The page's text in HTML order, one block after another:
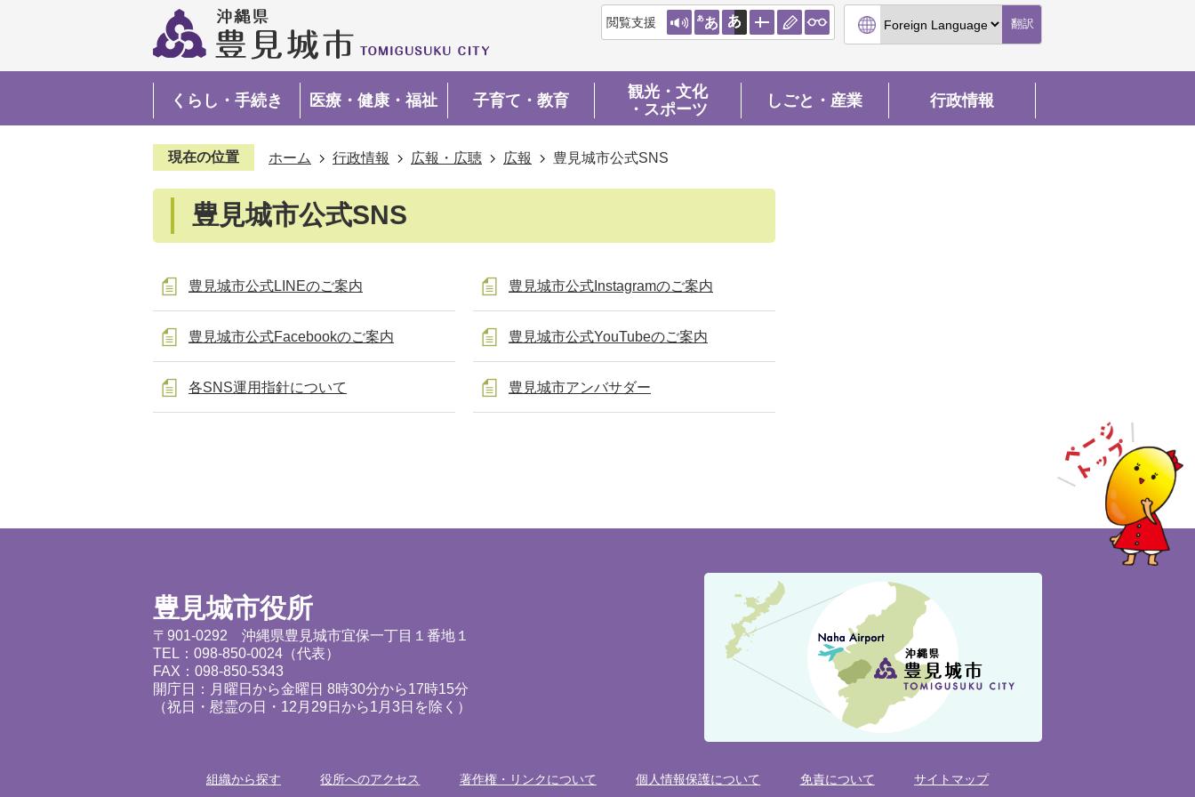
閲覧支援 翻訳
くらし・手続き 医療・健康・福祉 子育て・教育
観光・文化
・スポーツ
しごと・産業 行政情報
現在の位置 ホーム 行政情報 広報・広聴 広報 豊見城市公式SNS
豊見城市公式SNS
豊見城市公式LINEのご案内 豊見城市公式Instagramのご案内
豊見城市公式Facebookのご案内 豊見城市公式YouTubeのご案内
各SNS運用指針について 豊見城市アンバサダー
豊見城市役所
〒901-0292 沖縄県豊見城市宜保一丁目１番地１
TEL：098-850-0024（代表）
FAX：098-850-5343
開庁日：月曜日から金曜日 8時30分から17時15分
（祝日・慰霊の日・12月29日から1月3日を除く）
記
組織から探す 役所へのアクセス 著作権・リンクについて 個人情報保護について 免責について サイトマップ